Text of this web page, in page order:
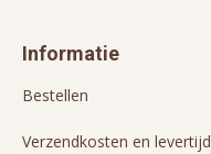
Informatie
Bestellen
Verzendkosten en levertijd